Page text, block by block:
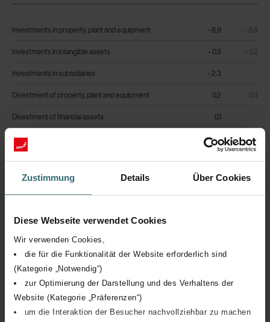
Zustimmung Details Über Cookies
Diese Webseite verwendet Cookies
Wir verwenden Cookies,
die für die Funktionalität der Website erforderlich sind
(Kategorie „Notwendig“)
zur Optimierung der Darstellung und des Verhaltens der
Website (Kategorie „Präferenzen“)
um die Interaktion der Besucher nachvollziehbar zu machen
Investments in property, plant and equipment – 8.9 – 8.8
Investments in intangible assets – 0.3 – 0.2
Investments in subsidiaries – 2.3 –
Divestment of property, plant and equipment 0.2 0.3
Divestment of financial assets 0.1 –
Cash flow from investing activities – 11.2 – 8.8
Dividends paid to shareholders – 13.3 – 7.7
Purchase of own shares – 5.6 –
Sale of own shares
Increase/(decrease) of short-term loans
Increase/(decrease) of other liabilities – 0.2
Cash flow from financing activities